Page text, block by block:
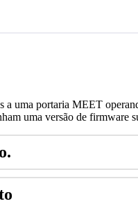
a uma portaria MEET
uma versão de firmware
o.